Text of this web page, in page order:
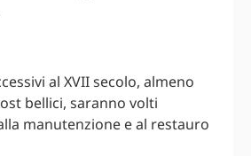
al XVII secolo, almeno
bellici, saranno volti
manutenzione e al restauro